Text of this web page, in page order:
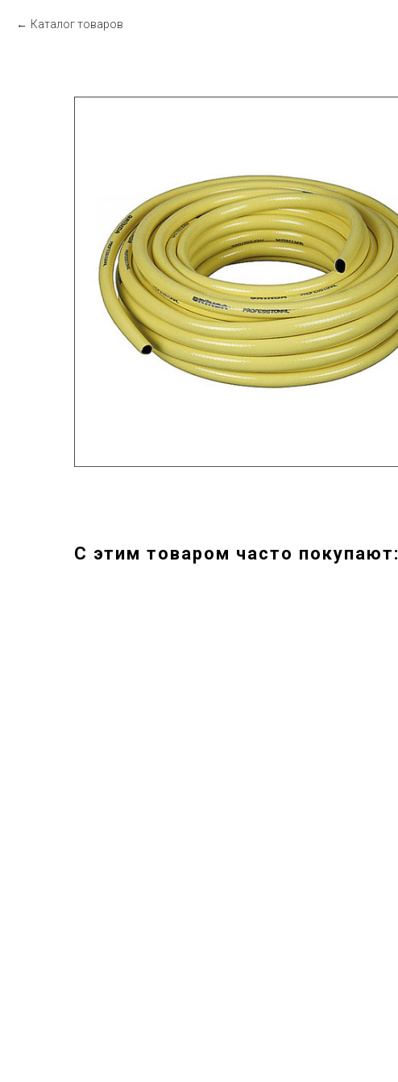
Каталог товаров
С этим товаром часто покупают: